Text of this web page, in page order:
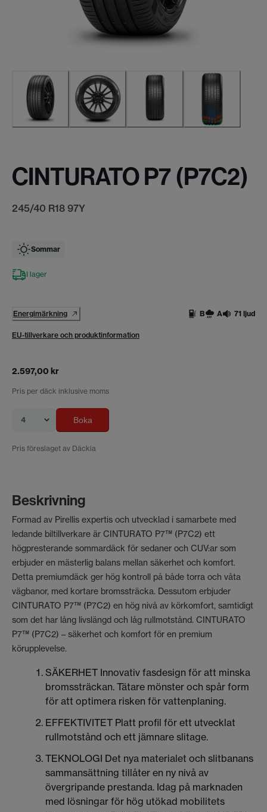
CINTURATO P7 (P7C2)
245/40 R18 97Y
Sommar
I lager
Energimärkning B A 71 ljud
EU-tillverkare och produktinformation
2.597,00 kr
Pris per däck inklusive moms
4 Boka
Pris föreslaget av Däckia
Beskrivning
Formad av Pirellis expertis och utvecklad i samarbete med
ledande biltillverkare är CINTURATO P7™ (P7C2) ett
högpresterande sommardäck för sedaner och CUV:ar som
erbjuder en mästerlig balans mellan säkerhet och komfort.
Detta premiumdäck ger hög kontroll på både torra och våta
vägbanor, med kortare bromssträcka. Dessutom erbjuder
CINTURATO P7™ (P7C2) en hög nivå av körkomfort, samtidigt
som det har lång livslängd och låg rullmotstånd. CINTURATO
P7™ (P7C2) – säkerhet och komfort för en premium
körupplevelse.
SÄKERHET Innovativ fasdesign för att minska
bromssträckan. Tätare mönster och spår form
för att optimera risken för vattenplaning.
EFFEKTIVITET Platt profil för ett utvecklat
rullmotstånd och ett jämnare slitage.
TEKNOLOGI Det nya materialet och slitbanans
sammansättning tillåter en ny nivå av
övergripande prestanda. Idag på marknaden
med lösningar för hög utökad mobilitets